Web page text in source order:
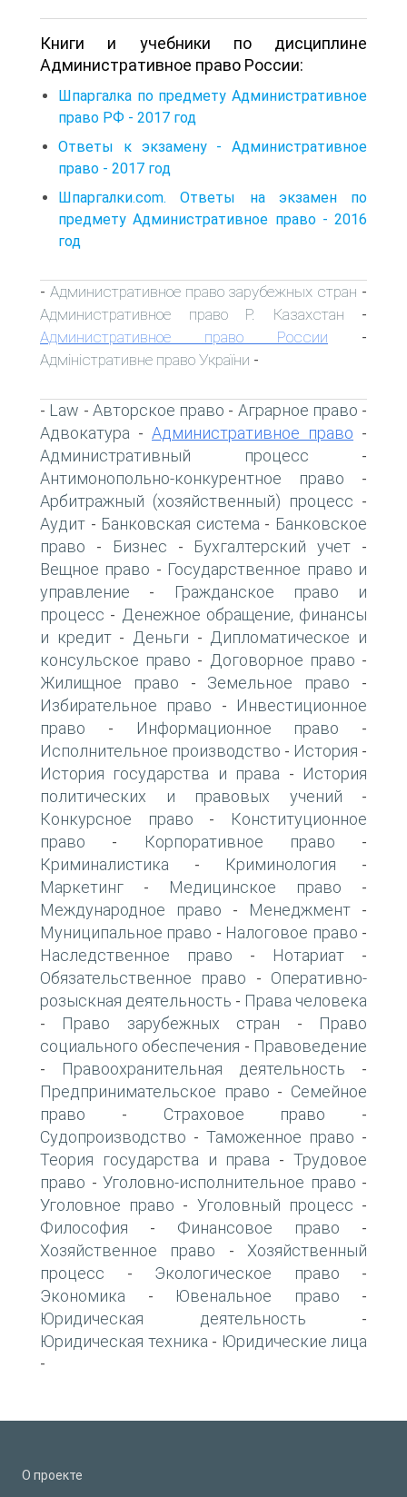
Книги и учебники по дисциплине
Административное право России:
Шпаргалка по предмету Административное
право РФ - 2017 год
Ответы к экзамену - Административное
право - 2017 год
Шпаргалки.com. Ответы на экзамен по
предмету Административное право - 2016
год
- Административное право зарубежных стран -
Административное право Р. Казахстан -
Административное право России -
Адміністративне право України -
- Law - Авторское право - Аграрное право -
Адвокатура - Административное право -
Административный процесс -
Антимонопольно-конкурентное право -
Арбитражный (хозяйственный) процесс -
Аудит - Банковская система - Банковское
право - Бизнес - Бухгалтерский учет -
Вещное право - Государственное право и
управление -
Гражданское право и
процесс - Денежное обращение, финансы
и кредит- Деньги - Дипломатическое и
консульское право - Договорное право -
Жилищное право - Земельное право -
Избирательное право -
Инвестиционное
право - Информационное право -
Исполнительное производство - История -
История государства и права -
История
политических и правовых учений -
Конкурсное право -
Конституционное
право - Корпоративное право -
Криминалистика - Криминология -
Маркетинг - Медицинское право -
Международное право - Менеджмент -
Муниципальное право - Налоговое право -
Наследственное право - Нотариат -
Обязательственное право - Оперативно-
розыскная деятельность - Права человека
- Право зарубежных стран -
Право
социального обеспечения - Правоведение
- Правоохранительная деятельность -
Предпринимательское право - Семейное
право - Страховое право -
Судопроизводство - Таможенное право -
Теория государства и права -Трудовое
право - Уголовно-исполнительное право -
Уголовное право - Уголовный процесс -
Философия - Финансовое право -
Хозяйственное право - Хозяйственный
процесс - Экологическое право -
Экономика - Ювенальное право -
Юридическая деятельность -
Юридическая техника - Юридические лица
-
О проекте